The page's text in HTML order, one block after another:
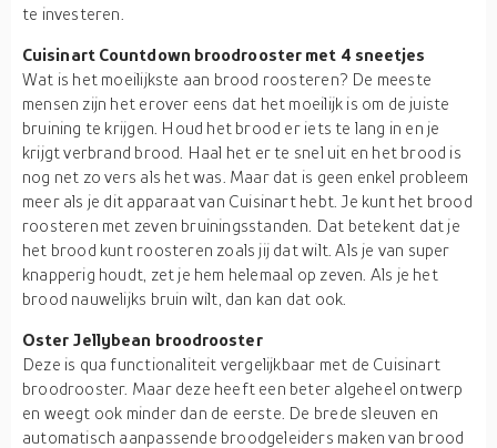
te investeren.
Cuisinart Countdown broodrooster met 4 sneetjes
Wat is het moeilijkste aan brood roosteren? De meeste
mensen zijn het erover eens dat het moeilijk is om de juiste
bruining te krijgen. Houd het brood er iets te lang in en je
krijgt verbrand brood. Haal het er te snel uit en het brood is
nog net zo vers als het was. Maar dat is geen enkel probleem
meer als je dit apparaat van Cuisinart hebt. Je kunt het brood
roosteren met zeven bruiningsstanden. Dat betekent dat je
het brood kunt roosteren zoals jij dat wilt. Als je van super
knapperig houdt, zet je hem helemaal op zeven. Als je het
brood nauwelijks bruin wilt, dan kan dat ook.
Oster Jellybean broodrooster
Deze is qua functionaliteit vergelijkbaar met de Cuisinart
broodrooster. Maar deze heeft een beter algeheel ontwerp
en weegt ook minder dan de eerste. De brede sleuven en
automatisch aanpassende broodgeleiders maken van brood